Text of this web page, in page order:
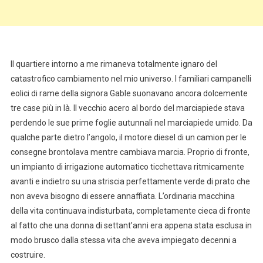
Il quartiere intorno a me rimaneva totalmente ignaro del
catastrofico cambiamento nel mio universo. I familiari campanelli
eolici di rame della signora Gable suonavano ancora dolcemente
tre case più in là. Il vecchio acero al bordo del marciapiede stava
perdendo le sue prime foglie autunnali nel marciapiede umido. Da
qualche parte dietro l’angolo, il motore diesel di un camion per le
consegne brontolava mentre cambiava marcia. Proprio di fronte,
un impianto di irrigazione automatico ticchettava ritmicamente
avanti e indietro su una striscia perfettamente verde di prato che
non aveva bisogno di essere annaffiata. L’ordinaria macchina
della vita continuava indisturbata, completamente cieca di fronte
al fatto che una donna di settant’anni era appena stata esclusa in
modo brusco dalla stessa vita che aveva impiegato decenni a
costruire.